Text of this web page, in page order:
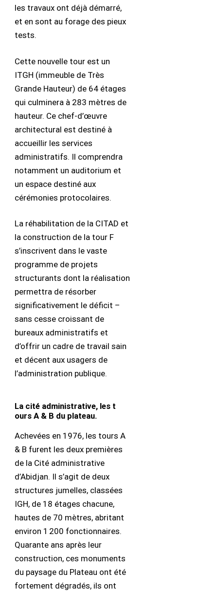
les travaux ont déjà démarré,
et en sont au forage des pieux
tests.
Cette nouvelle tour est un
ITGH (immeuble de Très
Grande Hauteur) de 64 étages
qui culminera à 283 mètres de
hauteur. Ce chef-d’œuvre
architectural est destiné à
accueillir les services
administratifs. Il comprendra
notamment un auditorium et
un espace destiné aux
cérémonies protocolaires.
La réhabilitation de la CITAD et
la construction de la tour F
s’inscrivent dans le vaste
programme de projets
structurants dont la réalisation
permettra de résorber
significativement le déficit –
sans cesse croissant de
bureaux administratifs et
d’offrir un cadre de travail sain
et décent aux usagers de
l’administration publique.
La cité administrative, les t
ours A & B du plateau.
Achevées en 1976, les tours A
& B furent les deux premières
de la Cité administrative
d’Abidjan. Il s’agit de deux
structures jumelles, classées
IGH, de 18 étages chacune,
hautes de 70 mètres, abritant
environ 1 200 fonctionnaires.
Quarante ans après leur
construction, ces monuments
du paysage du Plateau ont été
fortement dégradés, ils ont